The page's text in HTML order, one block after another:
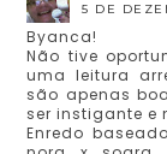
5 DE
Byanca!
Não tive
uma leitura
são apenas
ser instigante e
Enredo